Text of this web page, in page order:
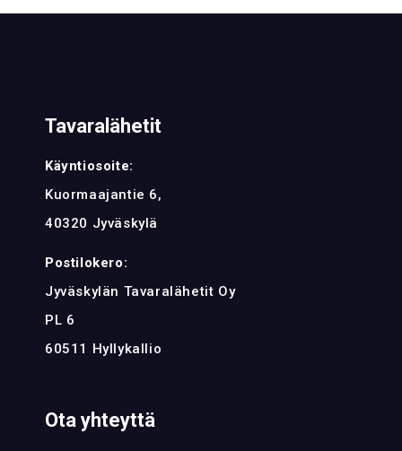
Tavaralähetit
Käyntiosoite:
Kuormaajantie 6,
40320 Jyväskylä
Postilokero:
Jyväskylän Tavaralähetit Oy
PL 6
60511 Hyllykallio
Ota yhteyttä